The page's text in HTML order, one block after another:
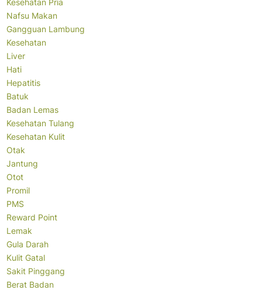
Kesehatan Pria
Nafsu Makan
Gangguan Lambung
Kesehatan
Liver
Hati
Hepatitis
Batuk
Badan Lemas
Kesehatan Tulang
Kesehatan Kulit
Otak
Jantung
Otot
Promil
PMS
Reward Point
Lemak
Gula Darah
Kulit Gatal
Sakit Pinggang
Berat Badan